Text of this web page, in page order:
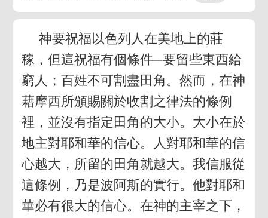
神要祝福以色列人在美地上的莊
稼，但這祝福有個條件─要留些東西給
窮人；百姓不可割盡田角。然而，在神
藉摩西所頒賜關於收割之律法的條例
裡，並沒有指定田角的大小。大小在於
地主對耶和華的信心。人對耶和華的信
心越大，所留的田角就越大。我信服從
這條例，乃是波阿斯的實行。他對耶和
華必有很大的信心。在神的主宰之下，